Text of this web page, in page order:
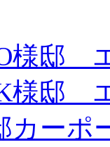
様邸
様邸
カーポ